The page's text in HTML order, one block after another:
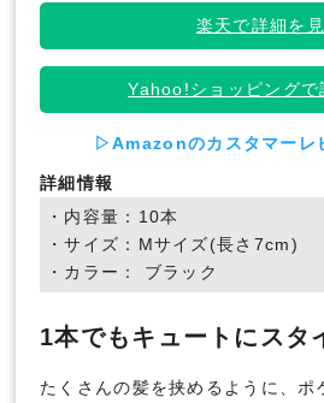
楽天で詳細を
Yahoo!ショッピングで
▷Amazonのカスタマーレ
詳細情報
・内容量：10本
・サイズ：Mサイズ(長さ7cm)
・カラー： ブラック
1本でもキュートにスタ
たくさんの髪を挟めるように、ポ